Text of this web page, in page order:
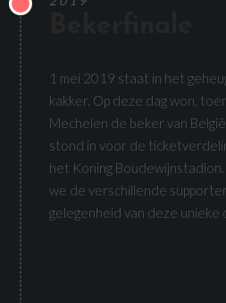
1 mei 2019 staat in het
kakker. Op deze dag won,
Mechelen de beker van
stond in voor de
het Koning
we de verschillende
gelegenheid van deze unieke